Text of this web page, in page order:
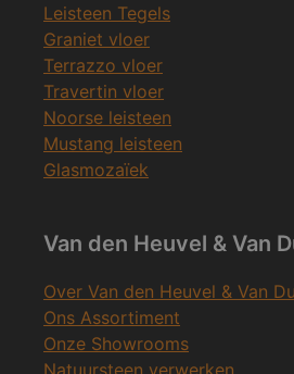
Leisteen Tegels
Graniet vloer
Terrazzo vloer
Travertin vloer
Noorse leisteen
Mustang leisteen
Glasmozaïek
Van den Heuvel & Van
Over Van den Heuvel & Van
Ons Assortiment
Onze Showrooms